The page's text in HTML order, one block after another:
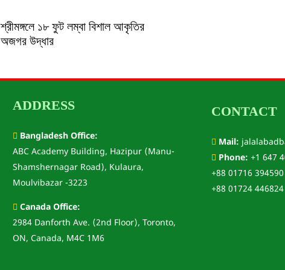
শ্রীমঙ্গলে ১৮ ফুট লম্বা বিশাল আকৃতির
অজগর উদ্ধার
ADDRESS
Bangladesh Office:
ABC Academy Building, Hazipur (Manu-
Shamshernagar Road), Kulaura,
Moulvibazar -3223
Canada Office:
2984 Danforth Ave. (2nd Floor), Toronto,
ON, Canada, M4C 1M6
CONTACT
Mail:
Phone: +1 647
+88 01716
+88 01724